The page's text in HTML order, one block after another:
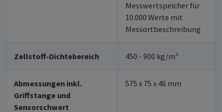
Messwertspeicher für
10.000 Werte mit
Messortbeschreibung
Zellstoff-Dichtebereich 450 - 900 kg/m³
Abmessungen inkl.
Griffstange und
Sensorschwert
575 x 75 x 46 mm